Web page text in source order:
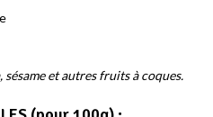
et autres fruits à coques.